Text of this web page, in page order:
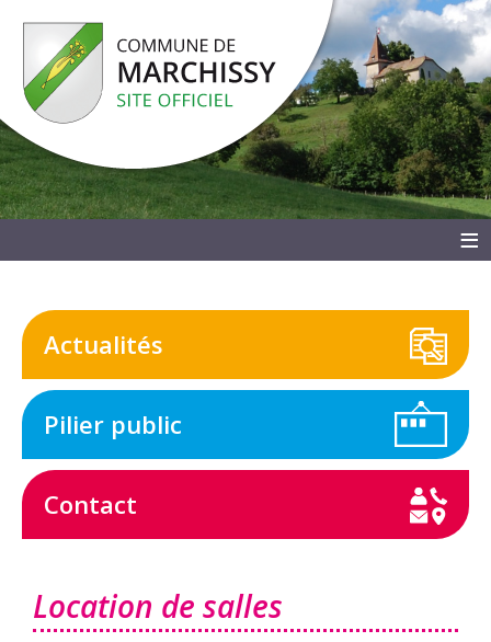
≡
Actualités
Pilier public
Contact
Location de salles